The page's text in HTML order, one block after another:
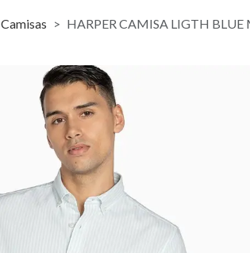
Camisas HARPER CAMISA LIGTH BLUE